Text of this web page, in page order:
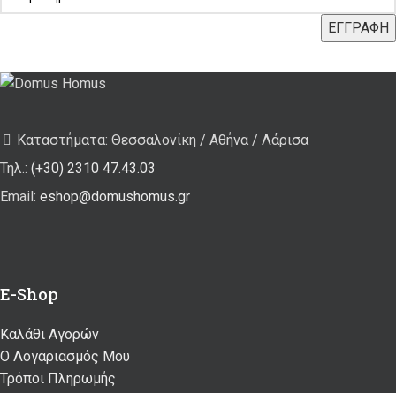
Καταστήματα: Θεσσαλονίκη / Αθήνα / Λάρισα
Τηλ.: (+30) 2310 47.43.03
Email: eshop@domushomus.gr
E-Shop
Καλάθι Αγορών
Ο Λογαριασμός Μου
Τρόποι Πληρωμής